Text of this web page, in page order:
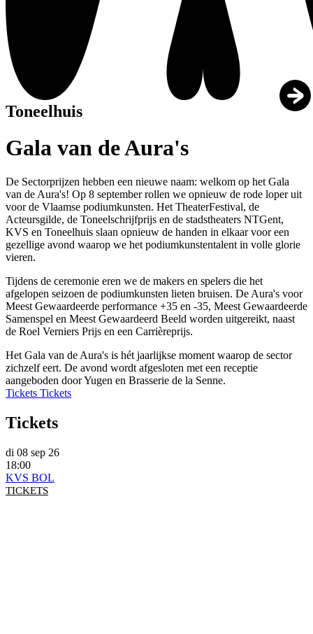
Toneelhuis
Gala van de Aura's
De Sectorprijzen hebben een nieuwe naam: welkom op het Gala
van de Aura's! Op 8 september rollen we opnieuw de rode loper uit
voor de Vlaamse podiumkunsten. Het TheaterFestival, de
Acteursgilde, de Toneelschrijfprijs en de stadstheaters NTGent,
KVS en Toneelhuis slaan opnieuw de handen in elkaar voor een
gezellige avond waarop we het podiumkunstentalent in volle glorie
vieren.
Tijdens de ceremonie eren we de makers en spelers die het
afgelopen seizoen de podiumkunsten lieten bruisen. De Aura's voor
Meest Gewaardeerde performance +35 en -35, Meest Gewaardeerde
Samenspel en Meest Gewaardeerd Beeld worden uitgereikt, naast
de Roel Verniers Prijs en een Carrièreprijs.
Het Gala van de Aura's is hét jaarlijkse moment waarop de sector
zichzelf eert. De avond wordt afgesloten met een receptie
aangeboden door Yugen en Brasserie de la Senne.
Tickets Tickets
Tickets
di 08 sep 26
18:00
KVS BOL
TICKETS